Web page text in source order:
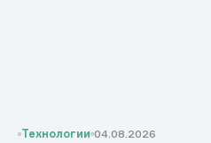
Технологии 04.08.2026